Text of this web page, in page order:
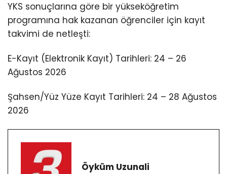
YKS sonuçlarına göre bir yükseköğretim
programına hak kazanan öğrenciler için kayıt
takvimi de netleşti:
E-Kayıt (Elektronik Kayıt) Tarihleri: 24 – 26
Ağustos 2026
Şahsen/Yüz Yüze Kayıt Tarihleri: 24 – 28 Ağustos
2026
Öyküm Uzunali